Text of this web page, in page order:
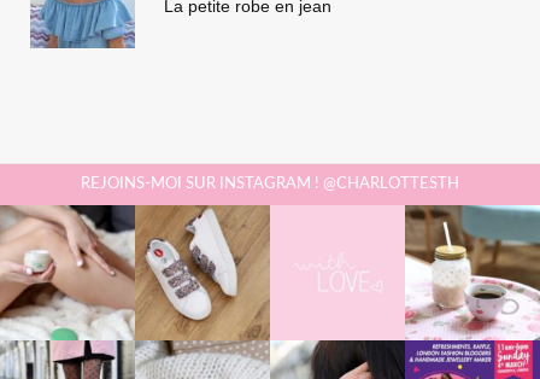
La petite robe en jean
REJOINS-MOI SUR INSTAGRAM ! @CHARLOTTESTH